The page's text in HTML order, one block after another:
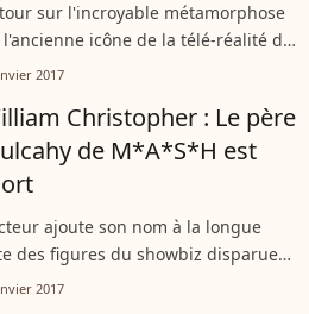
sur l'incroyable métamorphose
icône de la télé-réalité de
2017
Christopher : Le père
de M*A*S*H est
ajoute son nom à la longue
des figures du showbiz disparues
2017